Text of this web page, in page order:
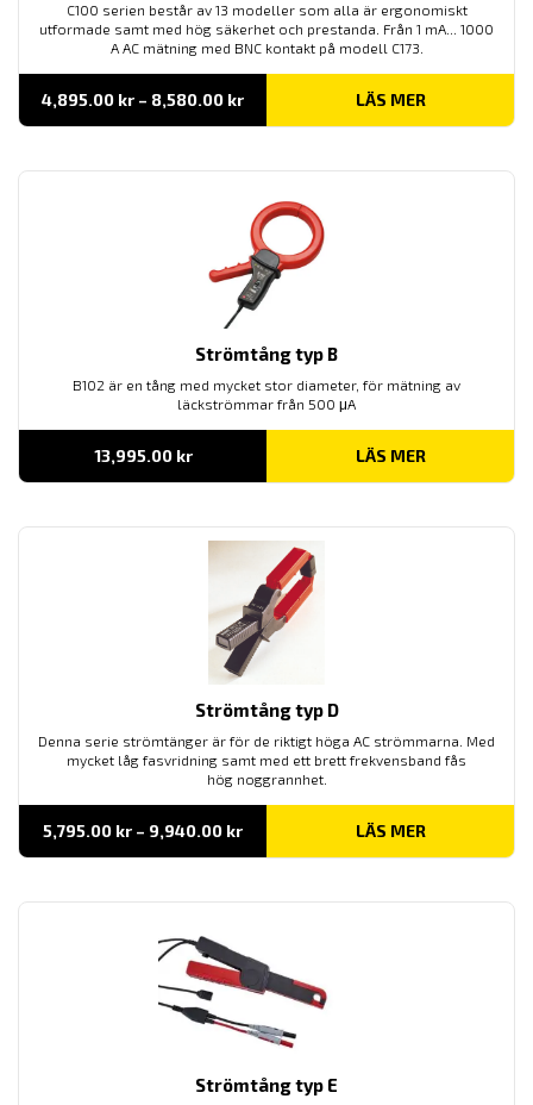
C100 serien består av 13 modeller som alla är ergonomiskt
utformade samt med hög säkerhet och prestanda. Från 1 mA... 1000
A AC mätning med BNC kontakt på modell C173.
4,895.00 kr – 8,580.00 krPrisintervall:
till
LÄS MER
Strömtång typ B
B102 är en tång med mycket stor diameter, för mätning av
läckströmmar från 500 μA
13,995.00 kr LÄS MER
Strömtång typ D
Denna serie strömtänger är för de riktigt höga AC strömmarna. Med
mycket låg fasvridning samt med ett brett frekvensband fås
hög noggrannhet.
5,795.00 kr – 9,940.00 krPrisintervall:
till
LÄS MER
Strömtång typ E